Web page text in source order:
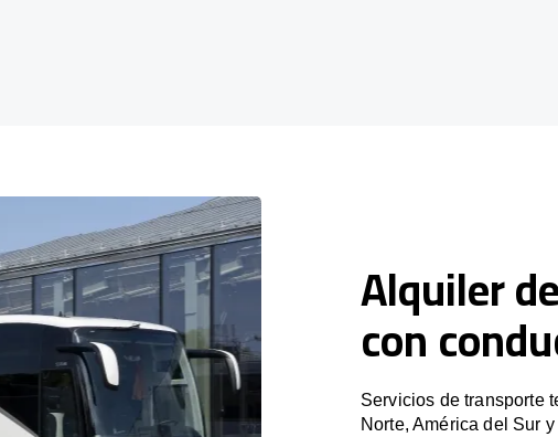
Alquiler
con
Servicios de transporte
Norte, América del Sur